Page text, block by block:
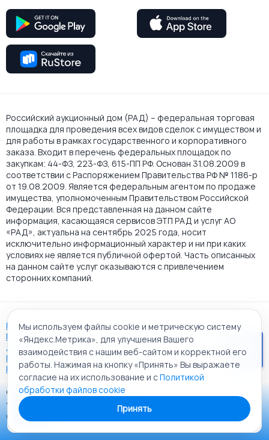
Российский аукционный дом (РАД) – федеральная торговая
площадка для проведения всех видов сделок с имуществом и
для работы в рамках государственного и корпоративного
заказа. Входит в перечень федеральных площадок по
закупкам: 44-ФЗ, 223-ФЗ, 615-ПП РФ. Основан 31.08.2009 в
соответствии с Распоряжением Правительства РФ № 1186-р
от 19.08.2009. Является федеральным агентом по продаже
имущества, уполномоченным Правительством Российской
Федерации. Вся представленная на данном сайте
информация, касающаяся сервисов ЭТП РАД и услуг АО
«РАД», актуальна на сентябрь 2025 года, носит
исключительно информационный характер и ни при каких
условиях не является публичной офертой. Часть описанных
на данном сайте услуг оказываются с привлечением
сторонних компаний.
Пользовательское соглашение
Политика АО "РАД" в отношении обработки персональных
данных
Политика обработки файлов cookie
Карта сайта
© 2009 - 2026 АО «Российский аукционный дом»
универсальная торговая площадка. Все права защищены.
Создание сайта: Alt It Solutions
Мы используем файлы cookie и метрическую систему
«Яндекс.Метрика», для улучшения Вашего
взаимодействия с нашим веб-сайтом и корректной его
работы. Нажимая на кнопку «Принять» Вы выражаете
согласие на их использование и сПолитикой
обработки файлов cookie
Принять
Приложение «РАД Каталог»
Теперь у вас в кармане все торги ЭТП РАД Lot-online